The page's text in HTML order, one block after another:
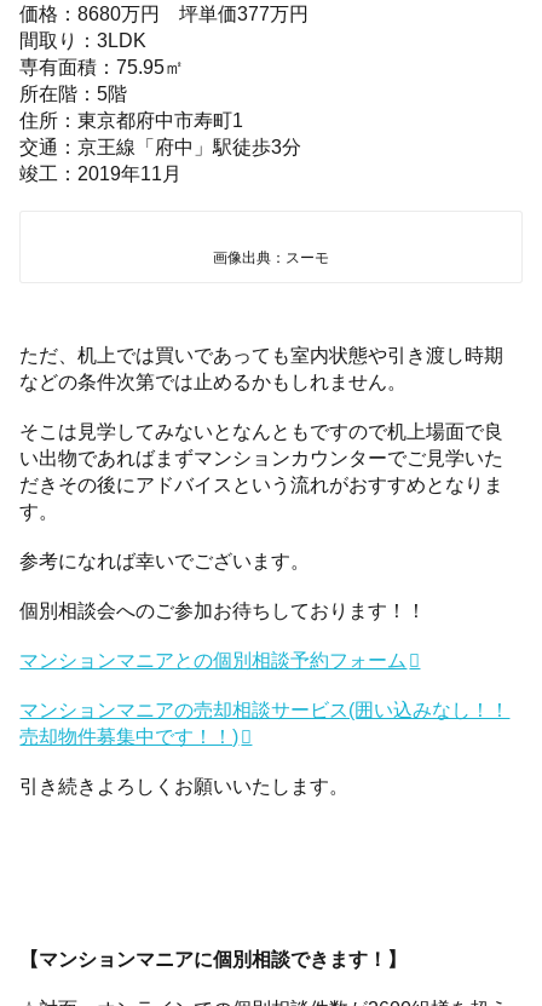
価格：8680万円 坪単価377万円
間取り：3LDK
専有面積：75.95㎡
所在階：5階
住所：東京都府中市寿町1
交通：京王線「府中」駅徒歩3分
竣工：2019年11月
画像出典：スーモ
ただ、机上では買いであっても室内状態や引き渡し時期
などの条件次第では止めるかもしれません。
そこは見学してみないとなんともですので机上場面で良
い出物であればまずマンションカウンターでご見学いた
だきその後にアドバイスという流れがおすすめとなりま
す。
参考になれば幸いでございます。
個別相談会へのご参加お待ちしております！！
マンションマニアとの個別相談予約フォーム
マンションマニアの売却相談サービス(囲い込みなし！！
売却物件募集中です！！)
引き続きよろしくお願いいたします。
【マンションマニアに個別相談できます！】